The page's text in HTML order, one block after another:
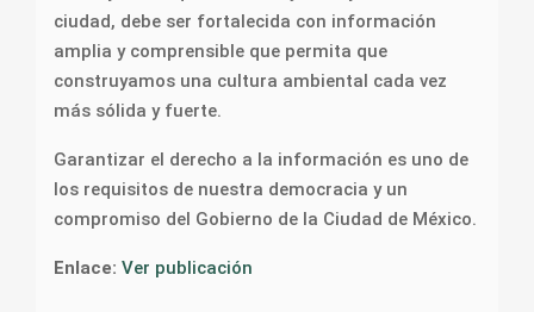
ciudad, debe ser fortalecida con información
amplia y comprensible que permita que
construyamos una cultura ambiental cada vez
más sólida y fuerte.
Garantizar el derecho a la información es uno de
los requisitos de nuestra democracia y un
compromiso del Gobierno de la Ciudad de México.
Enlace: Ver publicación